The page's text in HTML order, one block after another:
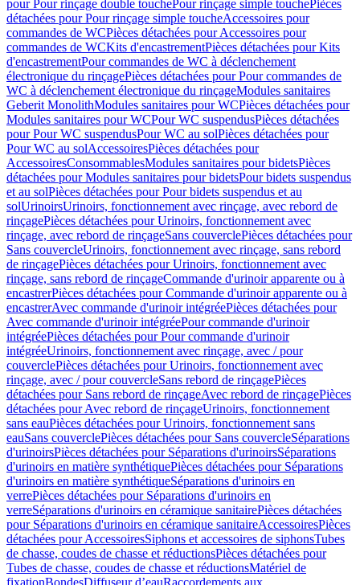
pour Pour rinçage double touchePour rinçage simple touchePièces
détachées pour Pour rinçage simple toucheAccessoires pour
commandes de WCPièces détachées pour Accessoires pour
commandes de WCKits d'encastrementPièces détachées pour Kits
d'encastrementPour commandes de WC à déclenchement
électronique du rinçagePièces détachées pour Pour commandes de
WC à déclenchement électronique du rinçageModules sanitaires
Geberit MonolithModules sanitaires pour WCPièces détachées pour
Modules sanitaires pour WCPour WC suspendusPièces détachées
pour Pour WC suspendusPour WC au solPièces détachées pour
Pour WC au solAccessoiresPièces détachées pour
AccessoiresConsommablesModules sanitaires pour bidetsPièces
détachées pour Modules sanitaires pour bidetsPour bidets suspendus
et au solPièces détachées pour Pour bidets suspendus et au
solUrinoirsUrinoirs, fonctionnement avec rinçage, avec rebord de
rinçagePièces détachées pour Urinoirs, fonctionnement avec
rinçage, avec rebord de rinçageSans couverclePièces détachées pour
Sans couvercleUrinoirs, fonctionnement avec rinçage, sans rebord
de rinçagePièces détachées pour Urinoirs, fonctionnement avec
rinçage, sans rebord de rinçageCommande d'urinoir apparente ou à
encastrerPièces détachées pour Commande d'urinoir apparente ou à
encastrerAvec commande d'urinoir intégréePièces détachées pour
Avec commande d'urinoir intégréePour commande d'urinoir
intégréePièces détachées pour Pour commande d'urinoir
intégréeUrinoirs, fonctionnement avec rinçage, avec / pour
couverclePièces détachées pour Urinoirs, fonctionnement avec
rinçage, avec / pour couvercleSans rebord de rinçagePièces
détachées pour Sans rebord de rinçageAvec rebord de rinçagePièces
détachées pour Avec rebord de rinçageUrinoirs, fonctionnement
sans eauPièces détachées pour Urinoirs, fonctionnement sans
eauSans couverclePièces détachées pour Sans couvercleSéparations
d'urinoirsPièces détachées pour Séparations d'urinoirsSéparations
d'urinoirs en matière synthétiquePièces détachées pour Séparations
d'urinoirs en matière synthétiqueSéparations d'urinoirs en
verrePièces détachées pour Séparations d'urinoirs en
verreSéparations d'urinoirs en céramique sanitairePièces détachées
pour Séparations d'urinoirs en céramique sanitaireAccessoiresPièces
détachées pour AccessoiresSiphons et accessoires de siphonsTubes
de chasse, coudes de chasse et réductionsPièces détachées pour
Tubes de chasse, coudes de chasse et réductionsMatériel de
fixationBondesDiffuseur d’eauRaccordements aux